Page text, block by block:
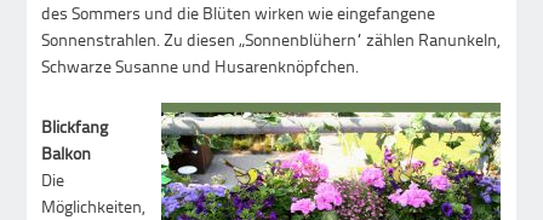
des Sommers und die Blüten wirken wie eingefangene
Sonnenstrahlen. Zu diesen „Sonnenblühern“ zählen Ranunkeln,
Schwarze Susanne und Husarenknöpfchen.
Blickfang
Balkon
Die
Möglichkeiten,